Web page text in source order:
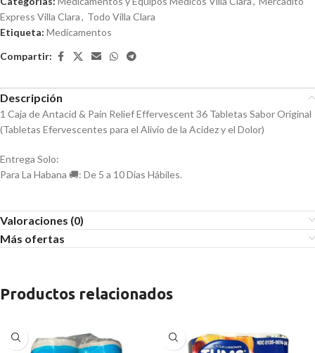
Express Villa Clara, Todo Villa Clara
Etiqueta: Medicamentos
Compartir:
Descripción
1 Caja de Antacid & Pain Relief Effervescent 36 Tabletas Sabor Original
(Tabletas Efervescentes para el Alivio de la Acidez y el Dolor)
Entrega Solo:
Para La Habana 🚚: De 5 a 10 Días Hábiles.
Valoraciones (0)
Más ofertas
Productos relacionados